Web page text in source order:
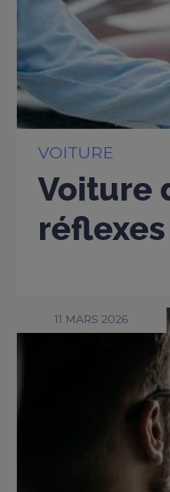
VOITURE
Voiture
11 MARS 2026